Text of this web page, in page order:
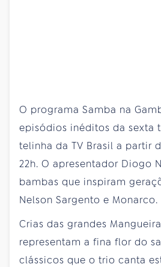
O programa Samba na
episódios inéditos da sexta
telinha da TV Brasil a partir
22h. O apresentador Diogo
bambas que inspiram
Nelson Sargento e Monarco.
Crias das grandes
representam a fina flor do
clássicos que o trio canta